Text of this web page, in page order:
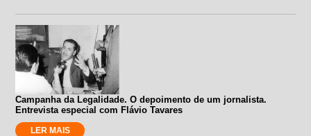
Campanha da Legalidade. O depoimento de um jornalista.
Entrevista especial com Flávio Tavares
LER MAIS